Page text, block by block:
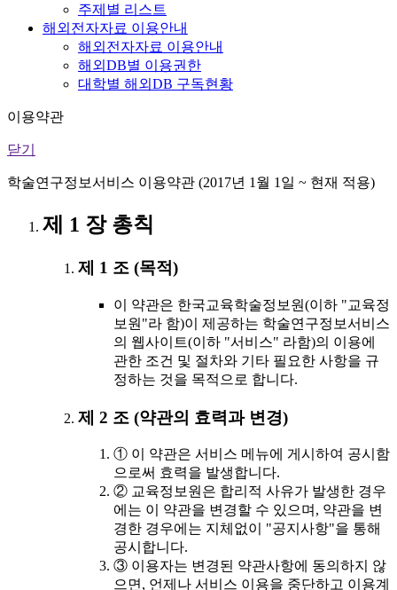
주제별 리스트
해외전자자료 이용안내
해외전자자료 이용안내
해외DB별 이용권한
대학별 해외DB 구독현황
이용약관
닫기
학술연구정보서비스 이용약관 (2017년 1월 1일 ~ 현재 적용)
제 1 장 총칙
제 1 조 (목적)
이 약관은 한국교육학술정보원(이하 "교육정
보원"라 함)이 제공하는 학술연구정보서비스
의 웹사이트(이하 "서비스" 라함)의 이용에
관한 조건 및 절차와 기타 필요한 사항을 규
정하는 것을 목적으로 합니다.
제 2 조 (약관의 효력과 변경)
① 이 약관은 서비스 메뉴에 게시하여 공시함
으로써 효력을 발생합니다.
② 교육정보원은 합리적 사유가 발생한 경우
에는 이 약관을 변경할 수 있으며, 약관을 변
경한 경우에는 지체없이 "공지사항"을 통해
공시합니다.
③ 이용자는 변경된 약관사항에 동의하지 않
으면, 언제나 서비스 이용을 중단하고 이용계